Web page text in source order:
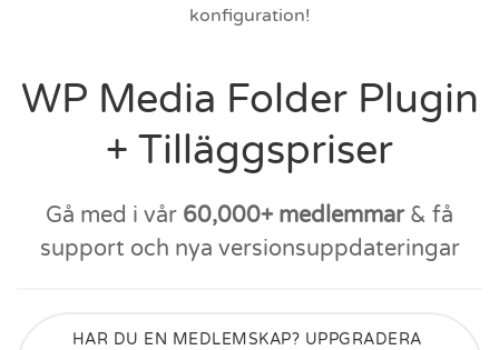
konfiguration!
WP Media Folder Plugin
+ Tilläggspriser
Gå med i vår 60,000+ medlemmar& få
support och nya versionsuppdateringar
HAR DU EN MEDLEMSKAP? UPPGRADERA